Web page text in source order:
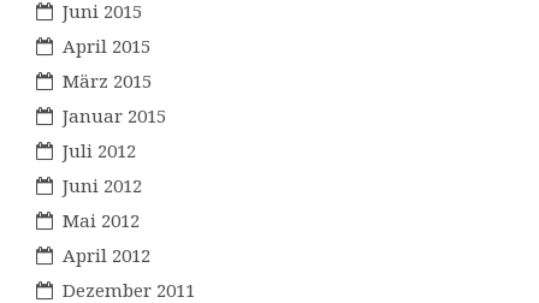
Juni 2015
April 2015
März 2015
Januar 2015
Juli 2012
Juni 2012
Mai 2012
April 2012
Dezember 2011